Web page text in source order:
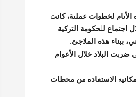
الأيام لخطوات عملية، كانت
اجتماع للحكومة التركية
ببناء هذه الملاجئ.
ضربت البلاد خلال الأعوام
مع إمكانية الاستفادة من محطات